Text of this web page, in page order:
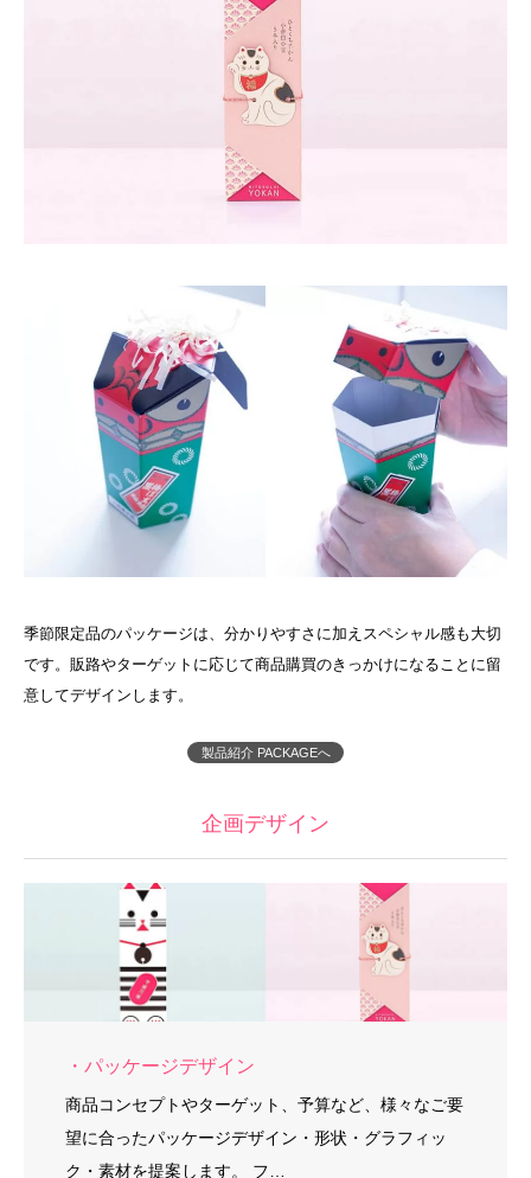
季節限定品のパッケージは、分かりやすさに加えスペシャル感も大切
です。販路やターゲットに応じて商品購買のきっかけになることに留
意してデザインします。
製品紹介 PACKAGEへ
企画デザイン
・パッケージデザイン
商品コンセプトやターゲット、予算など、様々なご要
望に合ったパッケージデザイン・形状・グラフィッ
ク・素材を提案します。 フ…